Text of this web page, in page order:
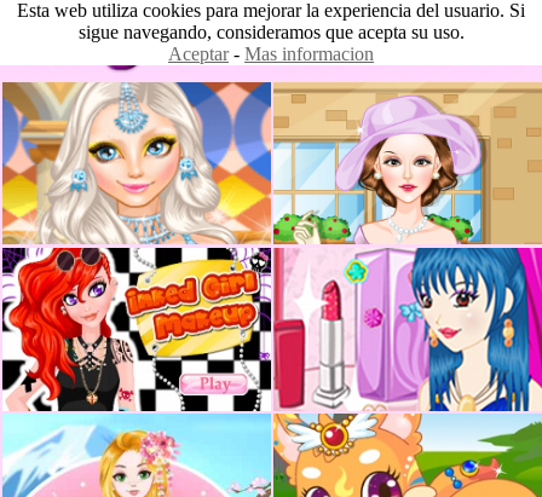
Esta web utiliza cookies para mejorar la experiencia del usuario. Si
sigue navegando, consideramos que acepta su uso.
Aceptar- Mas informacion